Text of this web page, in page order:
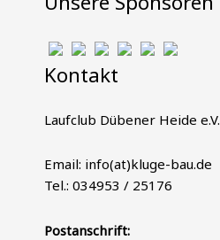
Kontakt
Laufclub Dübener Heide e.V.
Email: info(at)kluge-bau.de
Tel.: 034953 / 25176
Postanschrift: